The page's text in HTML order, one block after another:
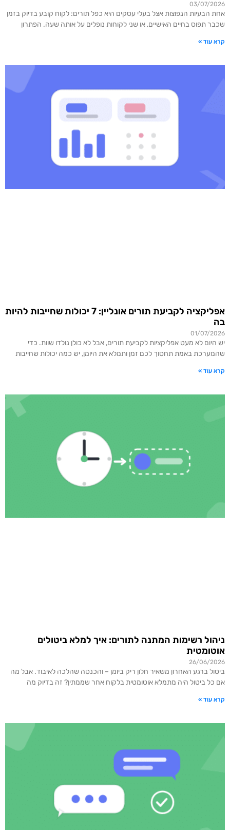
03/07/2026
אחת הבעיות הנפוצות אצל בעלי עסקים היא כפל תורים: לקוח קובע בדיוק בזמן
שכבר תפוס בחיים האישיים, או שני לקוחות נופלים על אותה שעה. הפתרון
קרא עוד »
אפליקציה לקביעת תורים אונליין: 7 יכולות שחייבות להיות
בה
01/07/2026
יש היום לא מעט אפליקציות לקביעת תורים, אבל לא כולן נולדו שוות. כדי
שהמערכת באמת תחסוך לכם זמן ותמלא את היומן, יש כמה יכולות שחייבות
קרא עוד »
ניהול רשימות המתנה לתורים: איך למלא ביטולים
אוטומטית
26/06/2026
ביטול ברגע האחרון משאיר חלון ריק ביומן – והכנסה שהלכה לאיבוד. אבל מה
אם כל ביטול היה מתמלא אוטומטית בלקוח אחר שממתין? זה בדיוק מה
קרא עוד »